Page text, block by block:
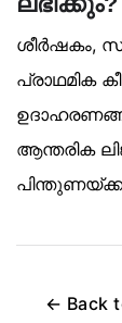
ശീർഷകം,
പ്രാഥമിക
ആന്തരിക
← Back